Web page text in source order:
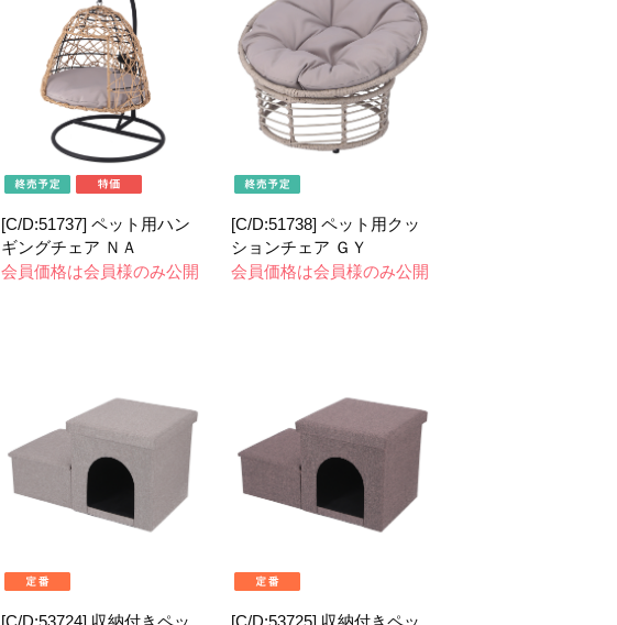
[C/D:51737] ペット用ハン
ギングチェア ＮＡ
会員価格は会員様のみ公開
[C/D:51738] ペット用クッ
ションチェア ＧＹ
会員価格は会員様のみ公開
[C/D:53724] 収納付きペッ [C/D:53725] 収納付きペッ